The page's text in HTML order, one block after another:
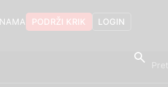
LOGIN
PODRŽI KRIK